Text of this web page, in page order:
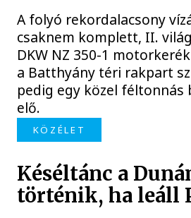
A folyó rekordalacsony
csaknem komplett, II.
DKW NZ 350-1
a Batthyány téri rakpart
pedig egy közel
elő.
KÖZÉLET
Késéltánc a
történik, ha leáll